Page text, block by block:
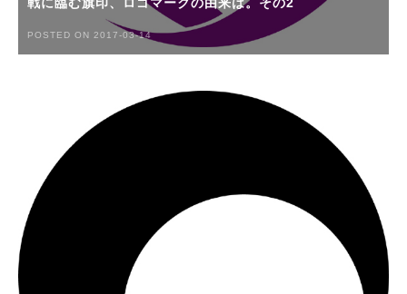
戦に臨む旗印、ロゴマークの由来は。その2
POSTED ON 2017-03-14